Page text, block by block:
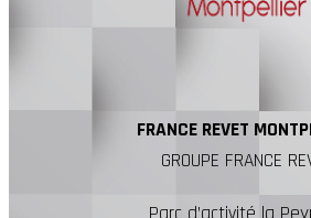
FRANCE REVET
GROUPE FRANCE